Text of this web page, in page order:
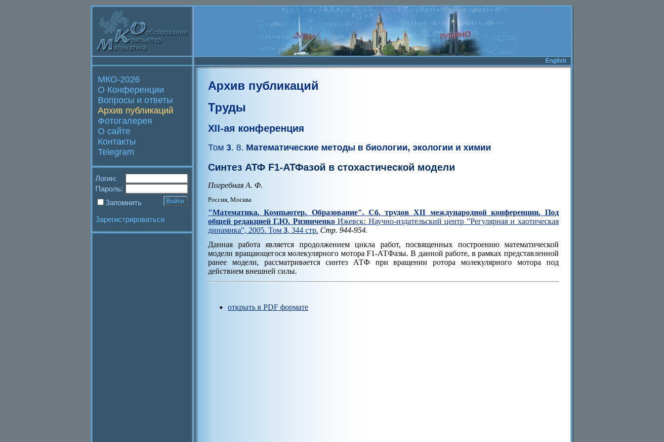
English
МКО-2026
О Конференции
Вопросы и ответы
Архив публикаций
Фотогалерея
О сайте
Контакты
Telegram
Логин:
Пароль:
Запомнить
Зарегистрироваться
Архив публикаций
Труды
XII-ая конференция
Том 3. 8. Математические методы в биологии, экологии и химии
Синтез АТФ F1-АТФазой в стохастической модели
Погребная А. Ф.
Россия, Москва
"Математика. Компьютер. Образование". Cб. трудов XII международной конференции. Под
общей редакцией Г.Ю. РизниченкоИжевск: Научно-издательский центр "Регулярная и хаотическая
динамика", 2005. Том 3, 344 стр. Стр. 944-954.
Данная работа является продолжением цикла работ, посвященных построению математической
модели вращающегося молекулярного мотора F1-АТФазы. В данной работе, в рамках представленной
ранее модели, рассматривается синтез АТФ при вращении ротора молекулярного мотора под
действием внешней силы.
открыть в PDF формате